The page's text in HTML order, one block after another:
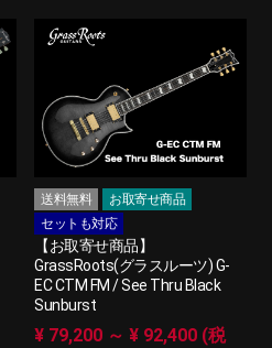
送料無料
お取寄せ商品
セットも対応
【お取寄せ商品】
GrassRoots(グラスルーツ) G-
EC CTM FM / See Thru Black
Sunburst
¥ 79,200 ～ ¥ 92,400 (税